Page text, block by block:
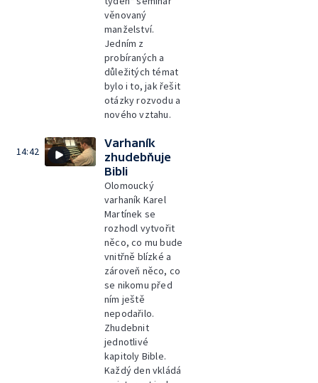
věnovaný
manželství.
Jedním z
probíraných a
důležitých témat
bylo i to, jak řešit
otázky rozvodu a
nového vztahu.
14:42
Varhaník
zhudebňuje
Bibli
Olomoucký
varhaník Karel
Martínek se
rozhodl vytvořit
něco, co mu bude
vnitřně blízké a
zároveň něco, co
se nikomu před
ním ještě
nepodařilo.
Zhudebnit
jednotlivé
kapitoly Bible.
Každý den vkládá